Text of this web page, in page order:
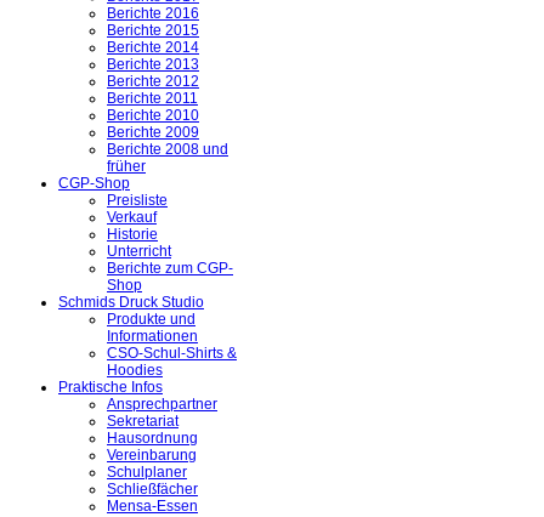
Berichte 2016
Berichte 2015
Berichte 2014
Berichte 2013
Berichte 2012
Berichte 2011
Berichte 2010
Berichte 2009
Berichte 2008 und
früher
CGP-Shop
Preisliste
Verkauf
Historie
Unterricht
Berichte zum CGP-
Shop
Schmids Druck Studio
Produkte und
Informationen
CSO-Schul-Shirts &
Hoodies
Praktische Infos
Ansprechpartner
Sekretariat
Hausordnung
Vereinbarung
Schulplaner
Schließfächer
Mensa-Essen